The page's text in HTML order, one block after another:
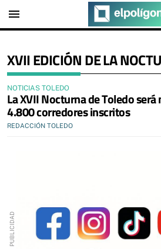
menu
XVII EDICIÓN DE LA
NOTICIAS TOLEDO
La XVII Nocturna de Toledo
4.800 corredores inscritos
REDACCIÓN TOLEDO